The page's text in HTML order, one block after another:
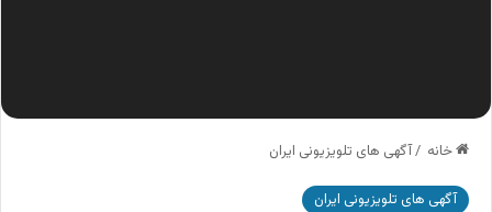
خانه /آگهی های تلویزیونی ایران
آگهی های تلویزیونی ایران